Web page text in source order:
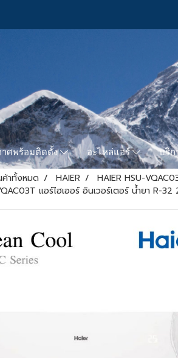
าศพร้อมติดตั้ง อะไหล่แอร์ บริก
าทั้งหมด HAIER
HAIER HSU-
แอร์ไฮเออร์ อินเวอร์เตอร์ น้ำยา